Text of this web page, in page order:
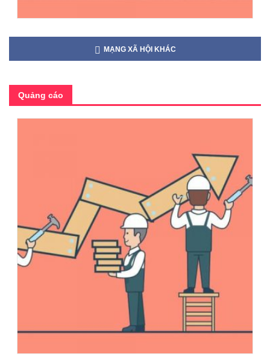
MẠNG XÃ HỘI KHÁC
Quảng cáo